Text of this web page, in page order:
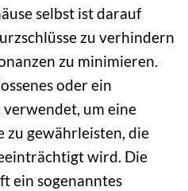
selbst ist darauf
zu verhindern
zu minimieren.
oder ein
verwendet, um eine
zu gewährleisten, die
wird. Die
ein sogenanntes